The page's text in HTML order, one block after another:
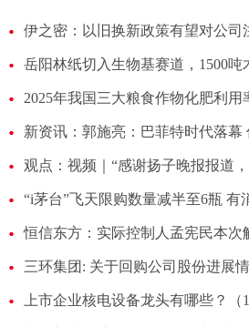
2025年我国三大粮食作物化肥利用
上市企业核电设备龙头有哪些？（